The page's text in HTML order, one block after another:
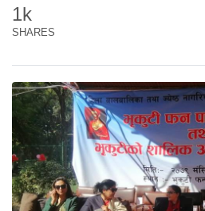
1k
SHARES